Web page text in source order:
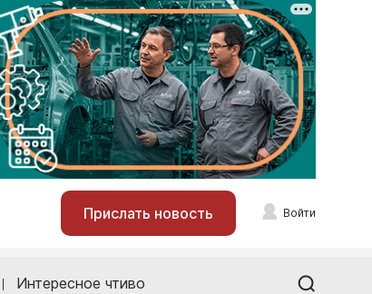
Прислать новость Войти
Интересное чтиво